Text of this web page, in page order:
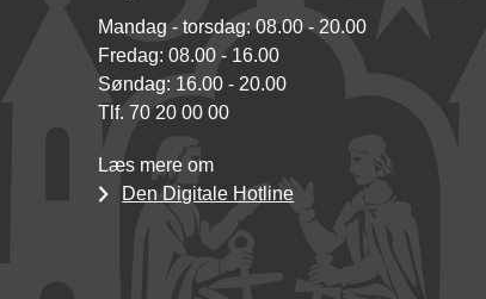
Mandag - torsdag: 08.00 - 20.00
Fredag: 08.00 - 16.00
Søndag: 16.00 - 20.00
Tlf. 70 20 00 00
Læs mere om
Den Digitale Hotline